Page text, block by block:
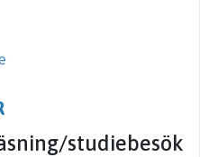
studiebesök